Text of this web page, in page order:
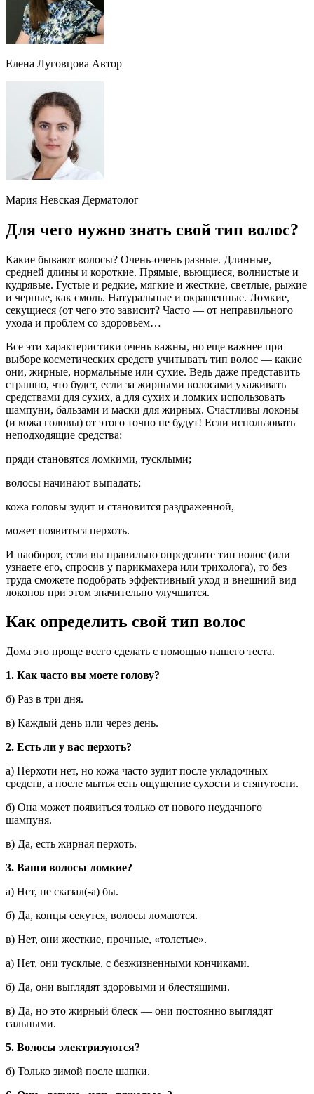
Елена Луговцова Автор
Мария Невская Дерматолог
Для чего нужно знать свой тип волос?
Какие бывают волосы? Очень-очень разные. Длинные,
средней длины и короткие. Прямые, вьющиеся, волнистые и
кудрявые. Густые и редкие, мягкие и жесткие, светлые, рыжие
и черные, как смоль. Натуральные и окрашенные. Ломкие,
секущиеся (от чего это зависит? Часто — от неправильного
ухода и проблем со здоровьем…
Все эти характеристики очень важны, но еще важнее при
выборе косметических средств учитывать тип волос — какие
они, жирные, нормальные или сухие. Ведь даже представить
страшно, что будет, если за жирными волосами ухаживать
средствами для сухих, а для сухих и ломких использовать
шампуни, бальзами и маски для жирных. Счастливы локоны
(и кожа головы) от этого точно не будут! Если использовать
неподходящие средства:
пряди становятся ломкими, тусклыми;
волосы начинают выпадать;
кожа головы зудит и становится раздраженной,
может появиться перхоть.
И наоборот, если вы правильно определите тип волос (или
узнаете его, спросив у парикмахера или трихолога), то без
труда сможете подобрать эффективный уход и внешний вид
локонов при этом значительно улучшится.
Как определить свой тип волос
Дома это проще всего сделать с помощью нашего теста.
1. Как часто вы моете голову?
б) Раз в три дня.
в) Каждый день или через день.
2. Есть ли у вас перхоть?
а) Перхоти нет, но кожа часто зудит после укладочных
средств, а после мытья есть ощущение сухости и стянутости.
б) Она может появиться только от нового неудачного
шампуня.
в) Да, есть жирная перхоть.
3. Ваши волосы ломкие?
а) Нет, не сказал(-а) бы.
б) Да, концы секутся, волосы ломаются.
в) Нет, они жесткие, прочные, «толстые».
а) Нет, они тусклые, с безжизненными кончиками.
б) Да, они выглядят здоровыми и блестящими.
в) Да, но это жирный блеск — они постоянно выглядят
сальными.
5. Волосы электризуются?
б) Только зимой после шапки.